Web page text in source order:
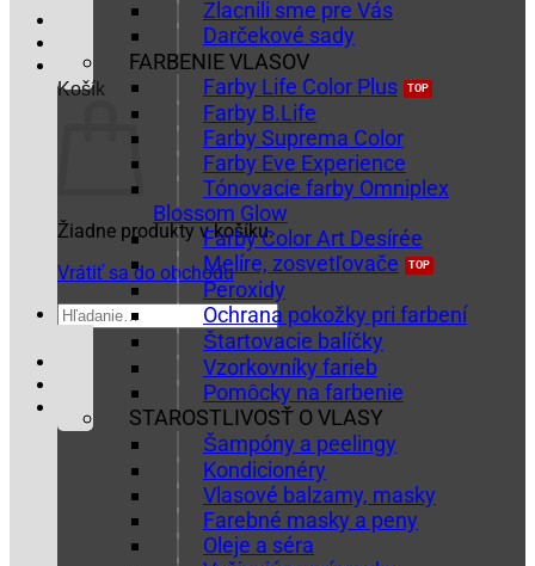
Košík
Žiadne produkty v košíku.
Vrátiť sa do obchodu
Hľadať:
Zlacnili sme pre Vás
Darčekové sady
FARBENIE VLASOV
Farby Life Color Plus
Farby B.Life
Farby Suprema Color
Farby Eve Experience
Tónovacie farby Omniplex
Blossom Glow
Farby Color Art Desírée
Melíre, zosvetľovače
Peroxidy
Ochrana pokožky pri farbení
Štartovacie balíčky
Vzorkovníky farieb
Pomôcky na farbenie
STAROSTLIVOSŤ O VLASY
Šampóny a peelingy
Kondicionéry
Vlasové balzamy, masky
Farebné masky a peny
Oleje a séra